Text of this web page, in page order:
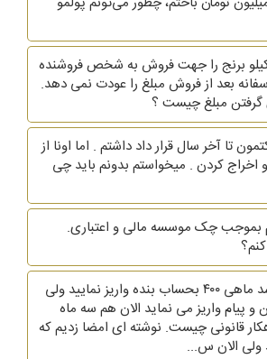
مقدار 200 کیلو برنج را جهت فروش به شخص فروشنده
بعد از فروش مبلغ را عودت نمی دهد.
گرفتن مبلغ چیست ؟
تا آخر سال قرار داد داشتم . اما اونا از
اخراج کردن . میخواستم بدونم باید چی
بموجب چک موسسه مالی و اعتباری.
سفته دارم ، قرار شد ماهی ۴۰۰ بحساب بنده واریز نمایید ولی
و پیام واریز می نماید الان هم سه ماه
قانونی چیست. نوشته ای امضا زدیم که
ولی الان س...